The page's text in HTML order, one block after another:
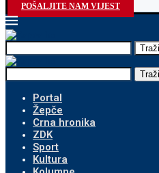
POŠALJITE NAM VIJEST
Traži
Traži
Portal
Žepče
Crna hronika
ZDK
Sport
Kultura